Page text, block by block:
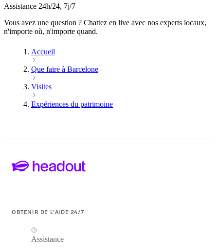
Assistance 24h/24, 7j/7
Vous avez une question ? Chattez en live avec nos experts locaux,
n'importe où, n'importe quand.
Accueil
Que faire à Barcelone
Visites
Expériences du patrimoine
OBTENIR DE L'AIDE 24/7
Assistance